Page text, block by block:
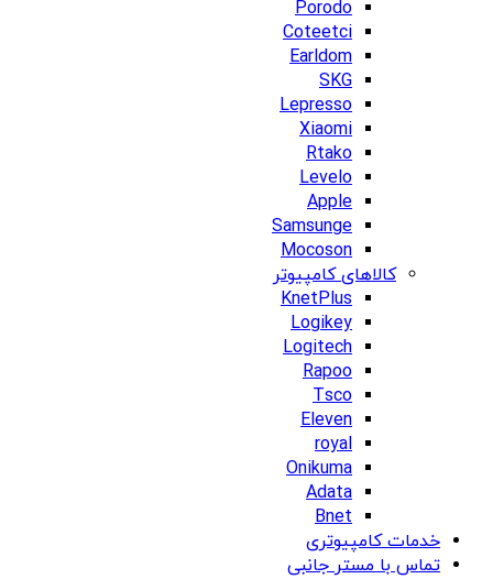
Porodo
Coteetci
Earldom
SKG
Lepresso
Xiaomi
Rtako
Levelo
Apple
Samsunge
Mocoson
کالاهای کامپیوتر
KnetPlus
Logikey
Logitech
Rapoo
Tsco
Eleven
royal
Onikuma
Adata
Bnet
خدمات کامپیوتری
تماس با مستر جانبی